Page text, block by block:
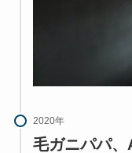
2020年
毛ガニパパ、